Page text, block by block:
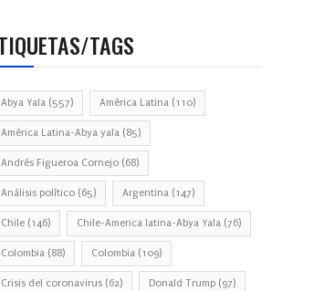
TAGS
Abya Yala (557) América Latina (110)
América Latina-Abya yala (85)
Andrés Figueroa Cornejo (68)
Análisis político (65) Argentina (147)
Chile (146) Chile-America latina-Abya Yala (76)
Colombia (88) Colombia (109)
Crisis del coronavirus (62) Donald Trump (97)